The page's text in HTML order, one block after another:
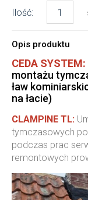
Ilość:
Opis produktu
CEDA
montażu
ław
na łacie)
CLAMPINE TL:
tymczasowych
podczas prac
remontowych